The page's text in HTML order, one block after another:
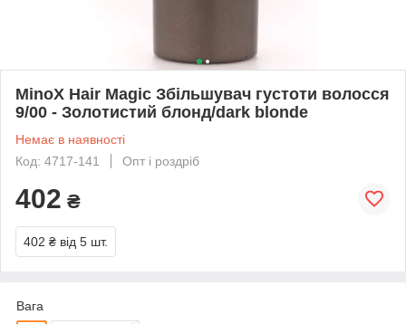
MinoX Hair Magic Збільшувач густоти волосся
9/00 - Золотистий блонд/dark blonde
Немає в наявності
Код: 4717-141
Опт і роздріб
402 ₴
402 ₴ від 5 шт.
Вага